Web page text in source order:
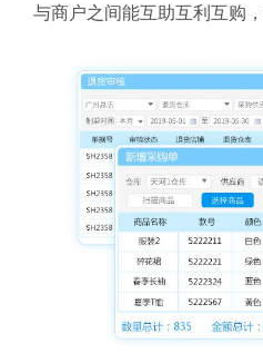
与商户之间能互助互利互购